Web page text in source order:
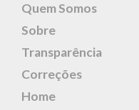
Quem Somos
Sobre
Transparência
Correções
Home